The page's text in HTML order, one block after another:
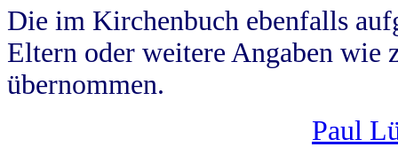
Die im Kirchenbuch ebenfalls
Eltern oder weitere Angaben wie
übernommen.
Paul